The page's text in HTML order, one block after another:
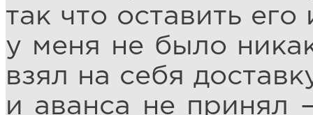
так что оставить
у меня не было
взял на себя
и аванса не принял